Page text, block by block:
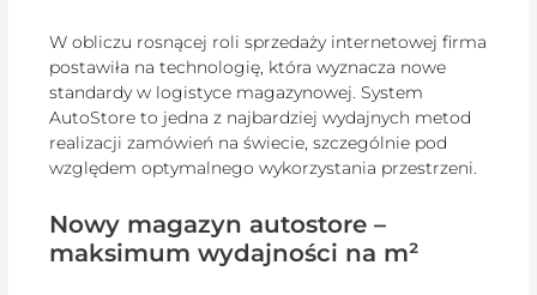
W obliczu rosnącej roli sprzedaży internetowej firma
postawiła na technologię, która wyznacza nowe
standardy w logistyce magazynowej. System
AutoStore to jedna z najbardziej wydajnych metod
realizacji zamówień na świecie, szczególnie pod
względem optymalnego wykorzystania przestrzeni.
Nowy magazyn autostore –
maksimum wydajności na m²